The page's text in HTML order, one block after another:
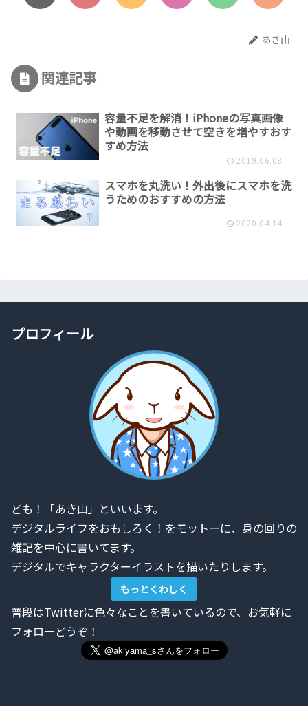
あき山
関連記事
容量不足を解消！iPhoneの写真画像
や動画を移動させて空きを増やすおす
すめ方法
2019.06.08
スマホを丸洗い！外出後にスマホを洗
うためのおすすめの方法
2020.04.14
プロフィール
ども！「あき山」といいます。
デジタルライフをおもしろく！をモットーに、身の回りの
雑記を中心に書いてます。
デジタルでキャラクターイラストを描いたりします。
もっとくわしく
普段はTwitterに色々なことを書いているので、お気軽に
フォローどうぞ！